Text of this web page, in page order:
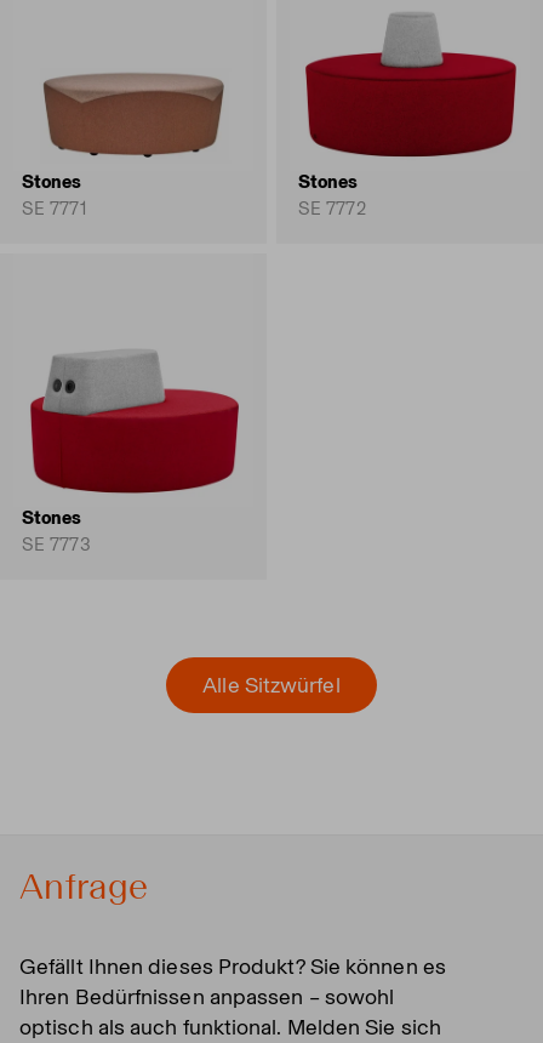
Stones
SE 7771
Stones
SE 7772
Stones
SE 7773
Alle Sitzwürfel
Anfrage
Gefällt Ihnen dieses Produkt? Sie können es
Ihren Bedürfnissen anpassen – sowohl
optisch als auch funktional. Melden Sie sich